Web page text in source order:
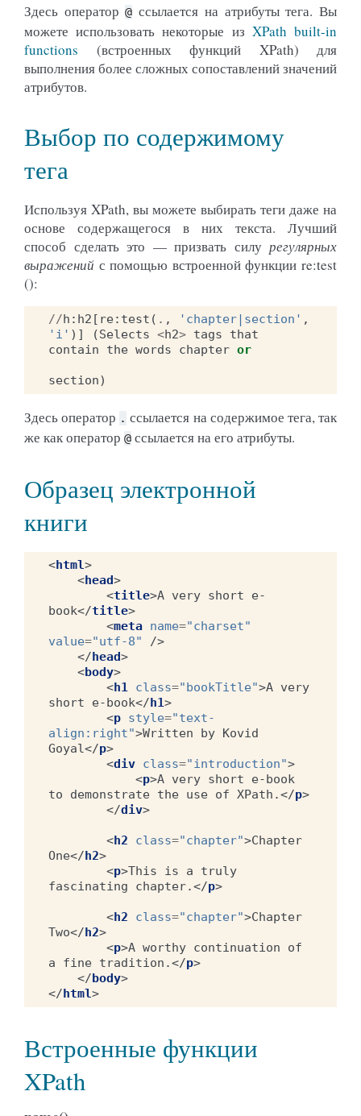
Здесь оператор@ ссылается на атрибуты тега. Вы
можете использовать некоторые из XPath built-in
functions (встроенных функций XPath) для
выполнения более сложных сопоставлений значений
атрибутов.
Выбор по содержимому
тега
Используя XPath, вы можете выбирать теги даже на
основе содержащегося в них текста. Лучший
способ сделать это — призвать силу регулярных
выражений с помощью встроенной функции re:test
():
//h : h2 [ re: test ( . , 'chapter|section' ,
'i' )] (Selects <h2> tags
that
contain
the words chapter or
section)
Здесь оператор . ссылается на содержимое тега, так
же как оператор @ ссылается на его атрибуты.
Образец электронной
книги
<html>
<head>
<title>A very short e-
book</title>
<meta name="charset"
value="utf-8"
/>
</head>
<body>
<h1 class="bookTitle">A very
short e-book</h1>
<p style="text-
align:right">Written by Kovid
Goyal</p>
<div class="introduction">
<p>A very short e-book
to demonstrate the use of XPath.</p>
</div>
<h2 class="chapter">Chapter
One</h2>
<p>This is a truly
fascinating chapter.</p>
<h2 class="chapter">Chapter
Two</h2>
<p>A worthy continuation of
a fine tradition.</p>
</body>
</html>
Встроенные функции
XPath